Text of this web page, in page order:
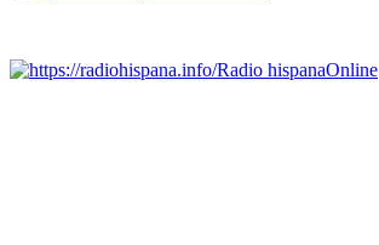
Radio hispanaOnline